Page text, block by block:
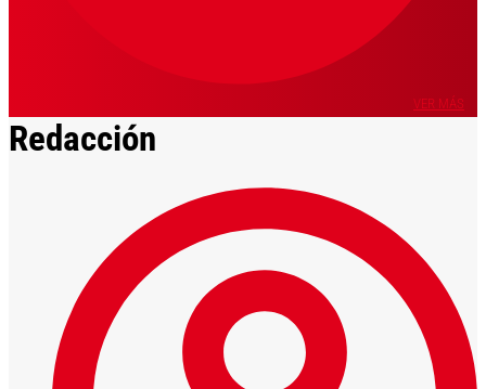
VER MÁS
Redacción